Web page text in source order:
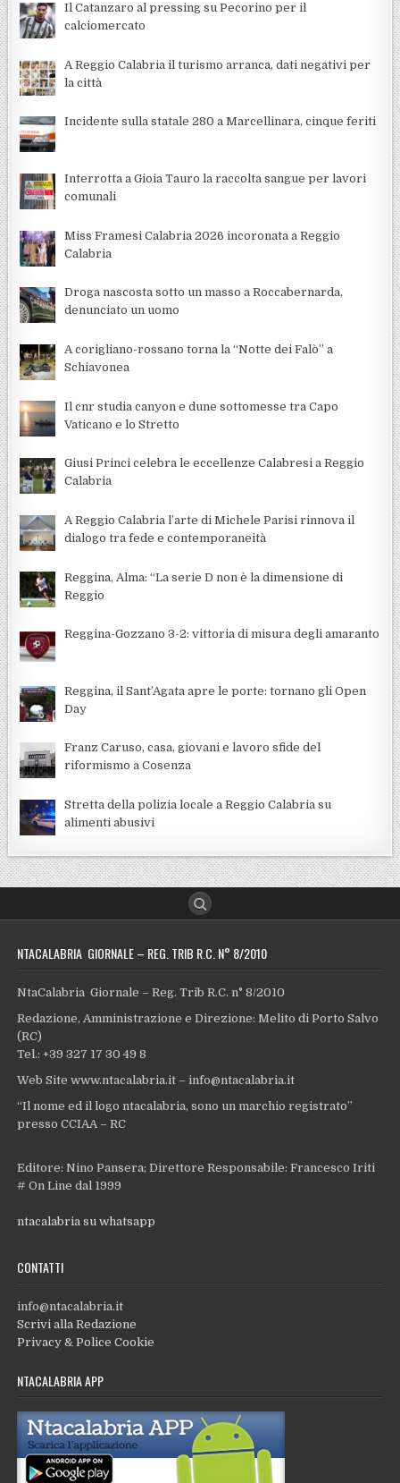
Il Catanzaro al pressing su Pecorino per il
calciomercato
A Reggio Calabria il turismo arranca, dati negativi per
la città
Incidente sulla statale 280 a Marcellinara, cinque feriti
Interrotta a Gioia Tauro la raccolta sangue per lavori
comunali
Miss Framesi Calabria 2026 incoronata a Reggio
Calabria
Droga nascosta sotto un masso a Roccabernarda,
denunciato un uomo
A corigliano-rossano torna la “Notte dei Falò” a
Schiavonea
Il cnr studia canyon e dune sottomesse tra Capo
Vaticano e lo Stretto
Giusi Princi celebra le eccellenze Calabresi a Reggio
Calabria
A Reggio Calabria l’arte di Michele Parisi rinnova il
dialogo tra fede e contemporaneità
Reggina, Alma: “La serie D non è la dimensione di
Reggio
Reggina-Gozzano 3-2: vittoria di misura degli amaranto
Reggina, il Sant’Agata apre le porte: tornano gli Open
Day
Franz Caruso, casa, giovani e lavoro sfide del
riformismo a Cosenza
Stretta della polizia locale a Reggio Calabria su
alimenti abusivi
NTACALABRIA GIORNALE – REG. TRIB R.C. N° 8/2010
NtaCalabria Giornale – Reg. Trib R.C. n° 8/2010
Redazione, Amministrazione e Direzione: Melito di Porto Salvo
(RC)
Tel.: +39 327 17 30 49 8
Web Site www.ntacalabria.it – info@ntacalabria.it
“Il nome ed il logo ntacalabria, sono un marchio registrato”
presso CCIAA – RC
Editore: Nino Pansera; Direttore Responsabile: Francesco Iriti
# On Line dal 1999
ntacalabria su whatsapp
CONTATTI
info@ntacalabria.it
Scrivi alla Redazione
Privacy & Police Cookie
NTACALABRIA APP